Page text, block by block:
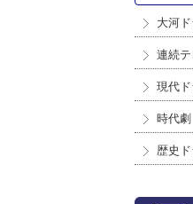
大河
連続
現代
時代劇
歴史